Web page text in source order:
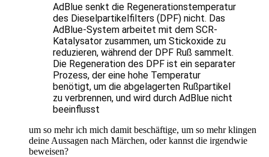
AdBlue senkt die Regenerationstemperatur
des Dieselpartikelfilters (DPF) nicht. Das
AdBlue-System arbeitet mit dem SCR-
Katalysator zusammen, um Stickoxide zu
reduzieren, während der DPF Ruß sammelt.
Die Regeneration des DPF ist ein separater
Prozess, der eine hohe Temperatur
benötigt, um die abgelagerten Rußpartikel
zu verbrennen, und wird durch AdBlue nicht
beeinflusst
um so mehr ich mich damit beschäftige, um so mehr klingen
deine Aussagen nach Märchen, oder kannst die irgendwie
beweisen?